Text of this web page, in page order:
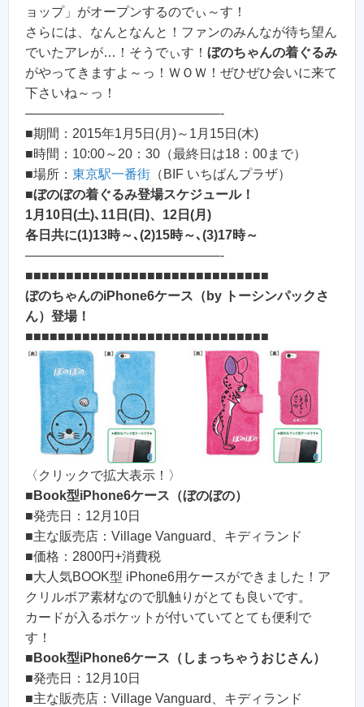
ョップ」がオープンするのでぃ～す！
さらには、なんとなんと！ファンのみんなが待ち望ん
でいたアレが…！そうでぃす！ ぼのちゃんの着ぐるみ
がやってきますよ～っ！ＷＯＷ！ぜひぜひ会いに来て
下さいね～っ！
———————————————-
■期間：2015年1月5日(月)～1月15日(木)
■時間：10:00～20：30（最終日は18：00まで）
■場所： 東京駅一番街 （BIF いちばんプラザ）
■ぼのぼの着ぐるみ登場スケジュール！
1月10日(土)､11日(日)、12日(月)
各日共に(1)13時～､(2)15時～､(3)17時～
———————————————-
■■■■■■■■■■■■■■■■■■■■■■■■■■■■■■
ぼのちゃんのiPhone6ケース（by トーシンパックさ
ん）登場！
■■■■■■■■■■■■■■■■■■■■■■■■■■■■■■
〈クリックで拡大表示！〉
■ Book型iPhone6ケース（ぼのぼの）
■発売日：12月10日
■主な販売店：Village Vanguard、キディランド
■価格：2800円+消費税
■大人気BOOK型 iPhone6用ケースができました！ア
クリルボア素材なので肌触りがとても良いです。
カードが入るポケットが付いていてとても便利で
す！
■ Book型iPhone6ケース（しまっちゃうおじさん）
■発売日：12月10日
■主な販売店：Village Vanguard、キディランド